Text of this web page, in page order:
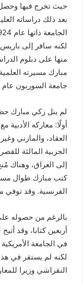
بعد ذلك دراساته
لكنه سافر إلى
مبارك مسيرته
جامعة السوربون عام 1937.
لم ينل زكي مبارك
أولًا: معاركه
العقاد، والمازني
الحزبية المالئة
الفرنسية. وقد توفي مبارك عام 1952
بالرغم من حصوله
أربعين كتابا، وقد
في الجامعة
لكنه لم يستقر في
النقراشي وزيرا